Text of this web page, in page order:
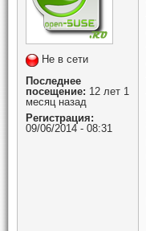
Не в сети
Последнее
посещение: 12 лет 1
месяц назад
Регистрация:
09/06/2014 - 08:31